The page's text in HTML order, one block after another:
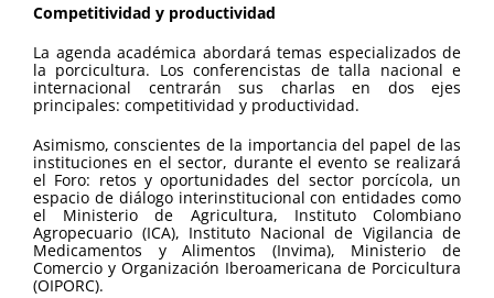
Competitividad y productividad
La agenda académica abordará temas especializados de
la porcicultura. Los conferencistas de talla nacional e
internacional centrarán sus charlas en dos ejes
principales: competitividad y productividad.
Asimismo, conscientes de la importancia del papel de las
instituciones en el sector, durante el evento se realizará
el Foro: retos y oportunidades del sector porcícola, un
espacio de diálogo interinstitucional con entidades como
el Ministerio de Agricultura, Instituto Colombiano
Agropecuario (ICA), Instituto Nacional de Vigilancia de
Medicamentos y Alimentos (Invima), Ministerio de
Comercio y Organización Iberoamericana de Porcicultura
(OIPORC).